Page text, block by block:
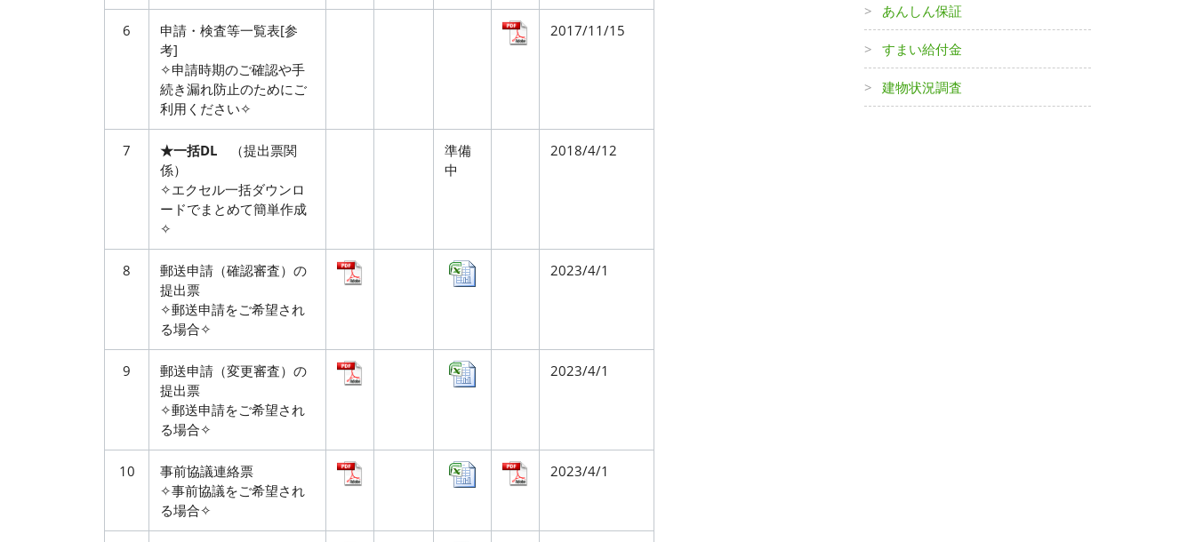
6
申請・検査等一覧表[参
考]
✧申請時期のご確認や手
続き漏れ防止のためにご
利用ください✧
2017/11/15
7 ★一括DL （提出票関
係）
✧エクセル一括ダウンロ
ードでまとめて簡単作成
✧
準備
中
2018/4/12
8
郵送申請（確認審査）の
提出票
✧郵送申請をご希望され
る場合✧
2023/4/1
9
郵送申請（変更審査）の
提出票
✧郵送申請をご希望され
る場合✧
2023/4/1
10
事前協議連絡票
✧事前協議をご希望され
る場合✧
2023/4/1
あんしん保証
すまい給付金
建物状況調査